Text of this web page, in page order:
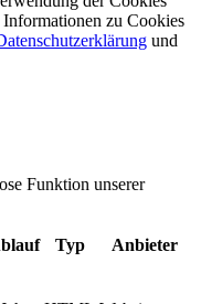
zu Cookies
und
Funktion unserer
Typ Anbieter